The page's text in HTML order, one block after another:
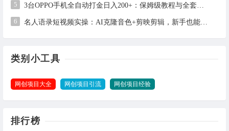
5 3台OPPO手机全自动打金日入200+：保姆级教程与全套工具详解
6 名人语录短视频实操：AI克隆音色+剪映剪辑，新手也能快速起号
类别小工具
网创项目大全 网创项目引流 网创项目经验
排行榜